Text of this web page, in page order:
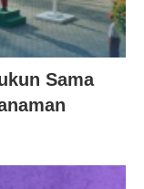
Sama